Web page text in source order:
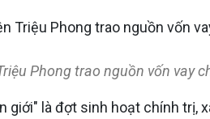
Phong trao nguồn vốn
giới" là đợt sinh hoạt chính